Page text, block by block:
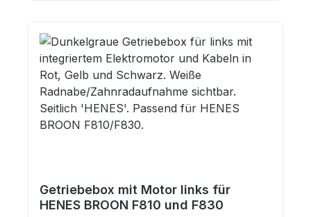
Getriebebox mit Motor links für
HENES BROON F810 und F830